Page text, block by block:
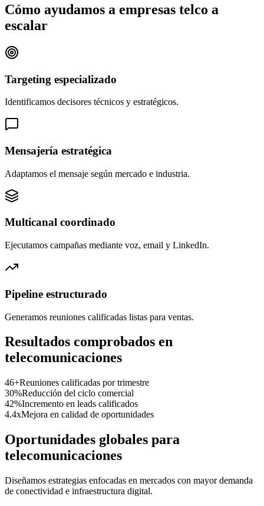
Cómo ayudamos a empresas telco a
escalar
Targeting especializado
Identificamos decisores técnicos y estratégicos.
Mensajería estratégica
Adaptamos el mensaje según mercado e industria.
Multicanal coordinado
Ejecutamos campañas mediante voz, email y LinkedIn.
Pipeline estructurado
Generamos reuniones calificadas listas para ventas.
Resultados comprobados en
telecomunicaciones
46+Reuniones calificadas por trimestre
30%Reducción del ciclo comercial
42%Incremento en leads calificados
4.4xMejora en calidad de oportunidades
Oportunidades globales para
telecomunicaciones
Diseñamos estrategias enfocadas en mercados con mayor demanda
de conectividad e infraestructura digital.